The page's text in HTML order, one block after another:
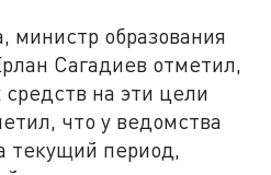
министр образования
Сагадиев отметил,
на эти цели
что у ведомства
текущий период,